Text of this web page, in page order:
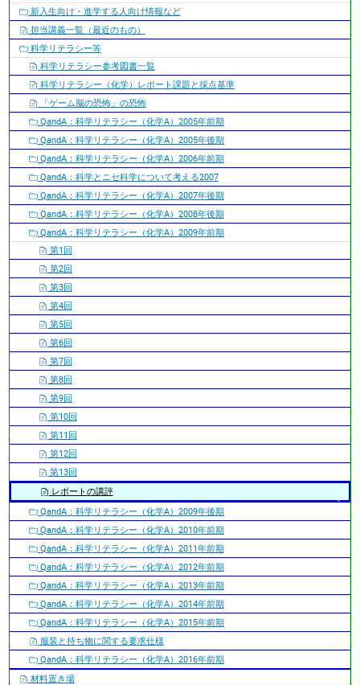
ゲ
ー
シ
ョ
ン
新入生向け・進学する人向け情報など
担当講義一覧（最近のもの）
科学リテラシー等
科学リテラシー参考図書一覧
科学リテラシー（化学）レポート課題と採点基準
「ゲーム脳の恐怖」の恐怖
QandA：科学リテラシー（化学A）2005年前期
QandA：科学リテラシー（化学A）2005年後期
QandA：科学リテラシー（化学A）2006年前期
QandA：科学とニセ科学について考える2007
QandA：科学リテラシー（化学A）2007年後期
QandA：科学リテラシー（化学A）2008年後期
QandA：科学リテラシー（化学A）2009年前期
第1回
第2回
第3回
第4回
第5回
第6回
第7回
第8回
第9回
第10回
第11回
第12回
第13回
レポートの講評
QandA：科学リテラシー（化学A）2009年後期
QandA：科学リテラシー（化学A）2010年前期
QandA：科学リテラシー（化学A）2011年前期
QandA：科学リテラシー（化学A）2012年前期
QandA：科学リテラシー（化学A）2013年前期
QandA：科学リテラシー（化学A）2014年前期
QandA：科学リテラシー（化学A）2015年前期
服装と持ち物に関する要求仕様
QandA：科学リテラシー（化学A）2016年前期
材料置き場